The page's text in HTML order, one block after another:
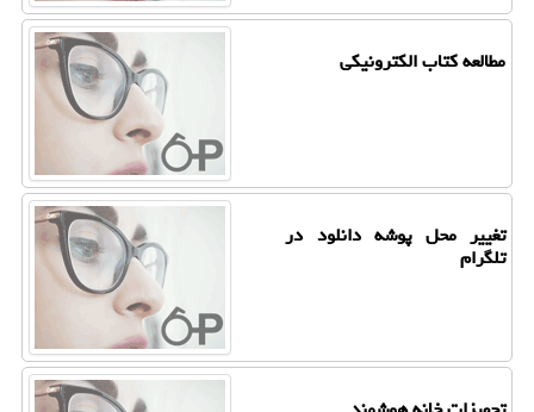
مطالعه كتاب الكترونیكی
تغییر محل پوشه دانلود در
تلگرام